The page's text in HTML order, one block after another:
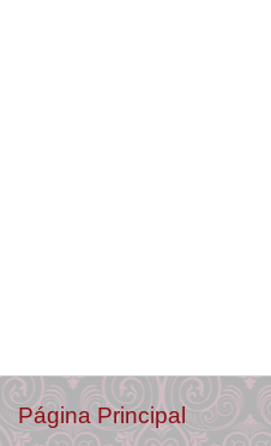
Página Principal